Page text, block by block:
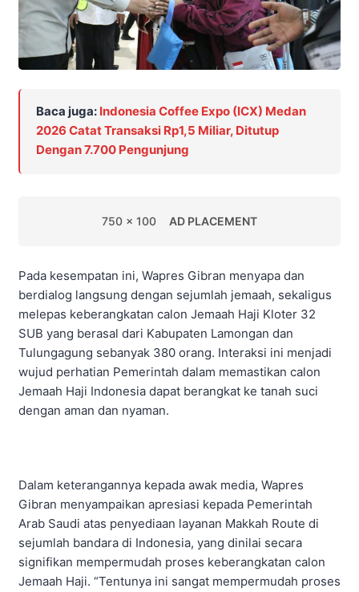
Baca juga: Indonesia Coffee Expo (ICX) Medan
2026 Catat Transaksi Rp1,5 Miliar, Ditutup
Dengan 7.700 Pengunjung
750 x 100 AD PLACEMENT
Pada kesempatan ini, Wapres Gibran menyapa dan
berdialog langsung dengan sejumlah jemaah, sekaligus
melepas keberangkatan calon Jemaah Haji Kloter 32
SUB yang berasal dari Kabupaten Lamongan dan
Tulungagung sebanyak 380 orang. Interaksi ini menjadi
wujud perhatian Pemerintah dalam memastikan calon
Jemaah Haji Indonesia dapat berangkat ke tanah suci
dengan aman dan nyaman.
Dalam keterangannya kepada awak media, Wapres
Gibran menyampaikan apresiasi kepada Pemerintah
Arab Saudi atas penyediaan layanan Makkah Route di
sejumlah bandara di Indonesia, yang dinilai secara
signifikan mempermudah proses keberangkatan calon
Jemaah Haji. “Tentunya ini sangat mempermudah proses